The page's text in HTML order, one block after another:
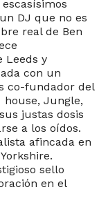
DJ que no es
real de Ben
Leeds y
con un
co-fundador del
house, Jungle,
justas dosis
a los oídos.
afincada en
sello
en el